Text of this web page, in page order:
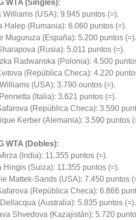
WTA (Singles):
Williams (USA): 9.945 puntos (=).
Halep (Rumania): 6.060 puntos (=).
Muguruza (España): 5.200 puntos (=).
(Rusia): 5.011 puntos (=).
Radwanska (Polonia): 4.500
(República Checa): 4.220
(USA): 3.790 ountos (=).
(Italia): 3.621 puntos (=).
(República Checa): 3.590
Kerber (Alemania): 3.590 puntos
WTA (Dobles):
(India): 11.355 puntos (=).
Hingis (Suiza): 11.355 puntos (=).
Mattek-Sands (USA): 7.450 puntos
(República Checa): 6.866
(Australia): 5.835 puntos (=).
Shvedova (Kazajistán): 5.720